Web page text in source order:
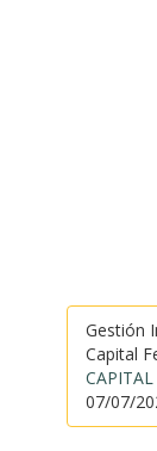
Gestión
Capital
07/07/